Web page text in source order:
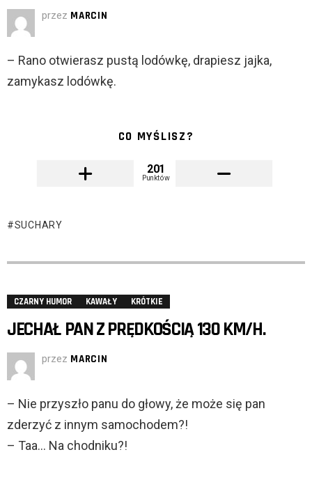
przez MARCIN
– Rano otwierasz pustą lodówkę, drapiesz jajka,
zamykasz lodówkę.
CO MYŚLISZ?
201
Punktów
SUCHARY
CZARNY HUMOR KAWAŁY KRÓTKIE
JECHAŁ PAN Z PRĘDKOŚCIĄ 130 KM/H.
przez MARCIN
– Nie przyszło panu do głowy, że może się pan
zderzyć z innym samochodem?!
– Taa… Na chodniku?!